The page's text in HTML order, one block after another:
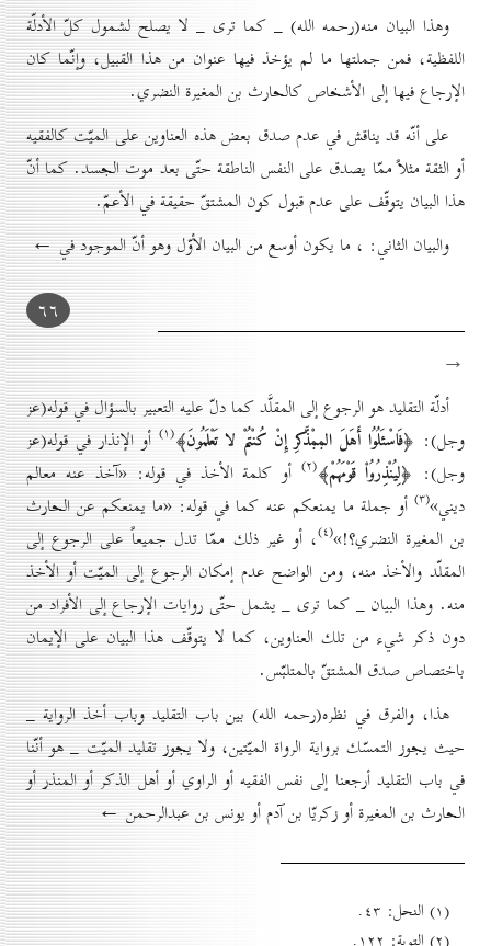
وهذا البيان منه(رحمه الله) _ كما ترى _ لا يصلح لشمول كلّ الأدلّة
اللفظية، فمن جملتها ما لم يؤخذ فيها عنوان من هذا القبيل، وإنّما كان
الإرجاع فيها إلى الأشخاص كالحارث بن المغيرة النضري.
على أنّه قد يناقش في عدم صدق بعض هذه العناوين على الميّت كالفقيه
أو الثقة مثلاً ممّا يصدق على النفس الناطقة حتّى بعد موت الجسد. كما أنّ
هذا البيان يتوقّف على عدم قبول كون المشتقّ حقيقة في الأعمّ.
والبيان الثاني: ، ما يکون أوسع من البیان الأوّل وهو أنّ الموجود في ←
٦٦
→
أدلّة التقليد هو الرجوع إلى المقلَّد كما دلّ عليه التعبير بالسؤال في قوله(عز
وجل): ﴿فَاسْئَلُوُا أَهَلَ الݦݦْذَّكرِ إِنْ کُنْتُمْ لا تَعْلَمُونَ﴾(۱) أو الإنذار في قوله(عز
وجل): ﴿لِيُنْذِرُوُاْ قَوْمَهُمْ﴾(۲) أو كلمة الأخذ في قوله: «آخذ عنه معالم
ديني»(۳)
أو جملة ما يمنعكم عنه كما في قوله: «ما يمنعكم عن الحارث
بن المغيرة النضري؟!»(٤) ، أو غير ذلك ممّا تدل جميعاً على الرجوع إلى
المقلّد والأخذ منه، ومن الواضح عدم إمكان الرجوع إلى الميّت أو الأخذ
منه. وهذا البيان _ كما ترى _ يشمل حتّى روايات الإرجاع إلى الأفراد من
دون ذكر شيء من تلك العناوين، كما لا يتوقّف هذا البيان على الإيمان
باختصاص صدق المشتقّ بالمتلبّس.
هذا، والفرق في نظره(رحمه الله) بين باب التقليد وباب أخذ الرواية _
حيث يجوز التمسّك برواية الرواة الميّتين، ولا يجوز تقليد الميّت _ هو أنّنا
في باب التقليد أرجعنا إلى نفس الفقيه أو الراوي أو أهل الذكر أو المنذر أو
الحارث بن المغيرة أو زكريّا بن آدم أو يونس بن عبدالرحمن ←
(۱) النحل: ٤۳.